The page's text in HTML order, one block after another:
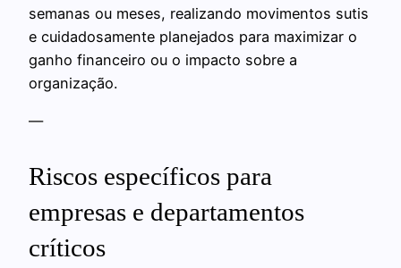
semanas ou meses, realizando movimentos sutis
e cuidadosamente planejados para maximizar o
ganho financeiro ou o impacto sobre a
organização.
—
Riscos específicos para
empresas e departamentos
críticos